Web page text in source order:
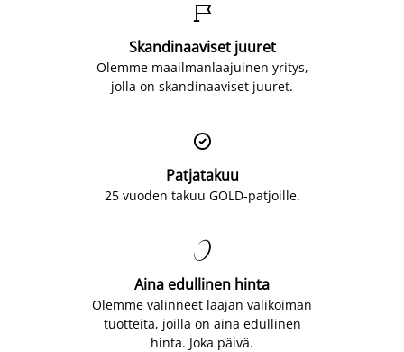

Skandinaaviset juuret
Olemme maailmanlaajuinen yritys,
jolla on skandinaaviset juuret.

Patjatakuu
25 vuoden takuu GOLD-patjoille.

Aina edullinen hinta
Olemme valinneet laajan valikoiman
tuotteita, joilla on aina edullinen
hinta. Joka päivä.